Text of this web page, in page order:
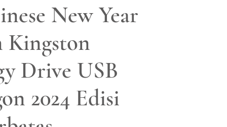
New Year
Kingston
Drive USB
2024 Edisi